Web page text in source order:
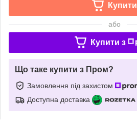
Купити
або
Купити з
Що таке купити з Пром?
Замовлення під захистом
Доступна доставка